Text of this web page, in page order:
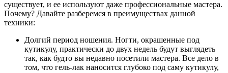
существует, и ее используют даже профессиональные мастера.
Почему? Давайте разберемся в преимуществах данной
техники:
Долгий период ношения. Ногти, окрашенные под
кутикулу, практически до двух недель будут выглядеть
так, как будто вы недавно посетили мастера. Все дело в
том, что гель-лак наносится глубоко под саму кутикулу,